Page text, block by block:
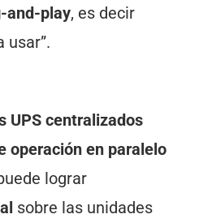
and-play, es decir
usar”.
UPS centralizados
operación en paralelo
lograr
sobre las unidades